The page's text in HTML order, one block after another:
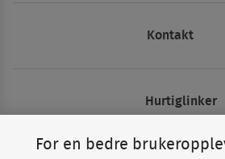
Kontakt
Hurtiglinker
For en bedre